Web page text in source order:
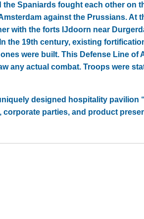
the Spaniards fought each other on
against the Prussians. At
with the forts IJdoorn near
the 19th century, existing
were built. This Defense Line
any actual combat. Troops were
designed hospitality pavilion
parties, and product